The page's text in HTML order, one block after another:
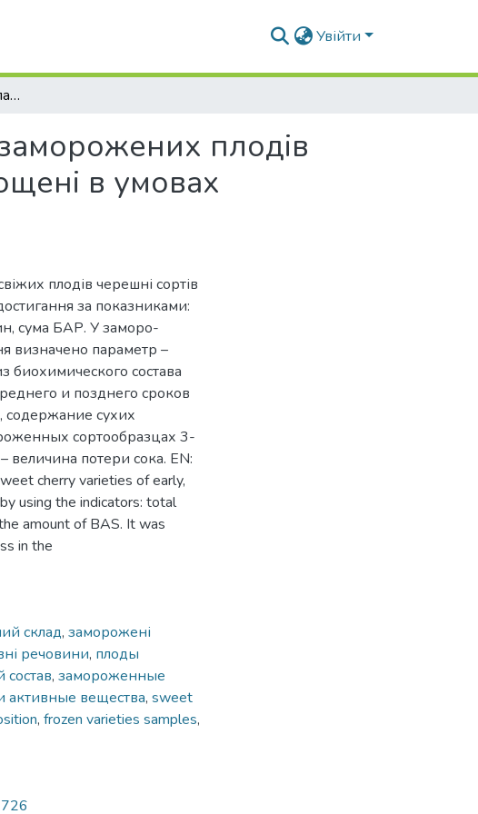
Увійти
Аналіз біохімічного складу свіжих та свіжозаморожених плодів черешні трьох строків достигання, що вирощені в умовах Південного Степу України
плодів
в умовах
плодів черешні сортів
за показниками:
сума БАР. У заморо-
визначено параметр –
биохимического состава
и позднего сроков
содержание сухих
сортообразцах 3-
величина потери сока. EN:
cherry varieties of early,
using the indicators: total
amount of BAS. It was
in the
склад, заморожені
речовини, плоды
, замороженные
активные вещества, sweet
, frozen varieties samples,